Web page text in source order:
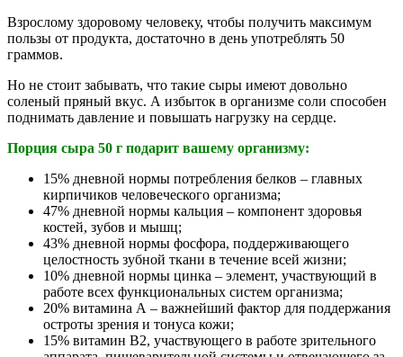
Взрослому здоровому человеку, чтобы получить максимум
пользы от продукта, достаточно в день употреблять 50
граммов.
Но не стоит забывать, что такие сыры имеют довольно
соленый пряный вкус. А избыток в организме соли способен
поднимать давление и повышать нагрузку на сердце.
Порция сыра 50 г подарит вашему организму:
15% дневной нормы потребления белков – главных
кирпичиков человеческого организма;
47% дневной нормы кальция – компонент здоровья
костей, зубов и мышц;
43% дневной нормы фосфора, поддерживающего
целостность зубной ткани в течение всей жизни;
10% дневной нормы цинка – элемент, участвующий в
работе всех функциональных систем организма;
20% витамина А – важнейший фактор для поддержания
остроты зрения и тонуса кожи;
15% витамин В2, участвующего в работе зрительного